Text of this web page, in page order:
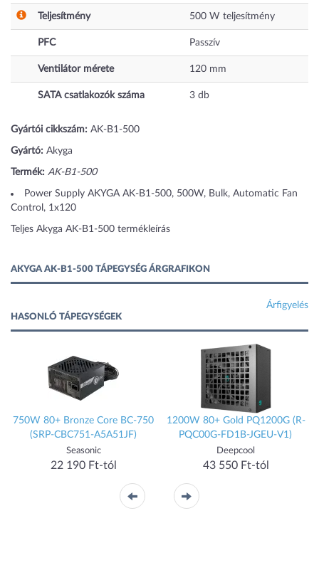
Teljesítmény 500 W teljesítmény
PFC Passzív
Ventilátor mérete 120 mm
SATA csatlakozók száma 3 db
Gyártói cikkszám: AK-B1-500
Gyártó: Akyga
Termék: AK-B1-500
Power Supply AKYGA AK-B1-500, 500W, Bulk, Automatic Fan
Control, 1x120
Teljes Akyga AK-B1-500 termékleírás
AKYGA AK-B1-500 TÁPEGYSÉG ÁRGRAFIKON
Árfigyelés
HASONLÓ TÁPEGYSÉGEK
750W 80+ Bronze Core BC-750
(SRP-CBC751-A5A51JF)
Seasonic
22 190 Ft-tól
1200W 80+ Gold PQ1200G (R-
PQC00G-FD1B-JGEU-V1)
Deepcool
43 550 Ft-tól